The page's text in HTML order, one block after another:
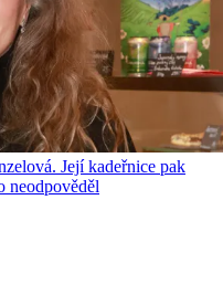
Její kadeřnice pak
neodpověděl